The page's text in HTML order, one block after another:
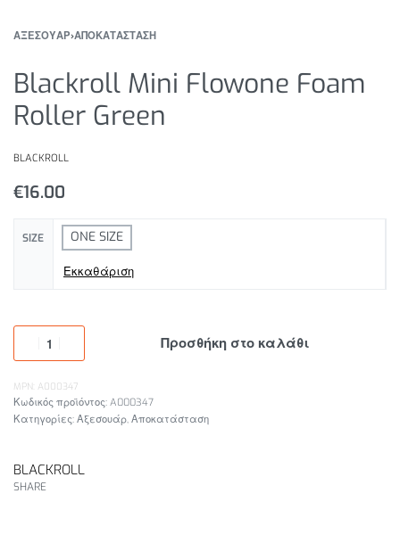
ΑΞΕΣΟΥΑΡ›ΑΠΟΚΑΤΑΣΤΑΣΗ
Blackroll Mini Flowone Foam
Roller Green
BLACKROLL
€16.00
SIZE ONE SIZE
Εκκαθάριση
Προσθήκη στο καλάθι
MPN: A000347
A000347
Κατηγορίες: Αξεσουάρ, Αποκατάσταση
BLACKROLL
SHARE